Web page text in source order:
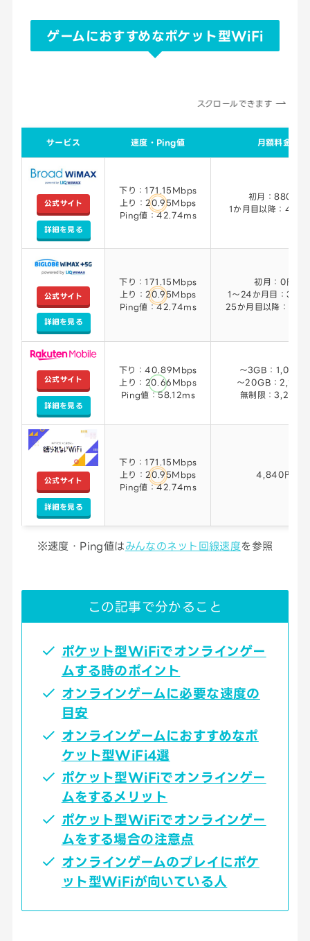
ゲームにおすすめなポケット型WiFi
スクロールできます
サービス 速度・Ping値 月額料金
公式サイト
詳細を見る
下り：171.15Mbps
上り：20.95Mbps
Ping値：42.74ms
初月：880円
1か月目以降：
公式サイト
詳細を見る
下り：171.15Mbps
上り：20.95Mbps
Ping値：42.74ms
初月：0円
1～24か月目：
25か月目以降：
公式サイト
詳細を見る
下り：40.89Mbps
上り：20.66Mbps
Ping値：58.12ms
～3GB：1,078円
～20GB：2,178
無制限：3,278円
公式サイト
詳細を見る
下り：171.15Mbps
上り：20.95Mbps
Ping値：42.74ms
4,840円
※速度・Ping値はみんなのネット回線速度を参照
この記事で分かること
ポケット型WiFiでオンラインゲー
ムする時のポイント
オンラインゲームに必要な速度の
目安
オンラインゲームにおすすめなポ
ケット型WiFi4選
ポケット型WiFiでオンラインゲー
ムをするメリット
ポケット型WiFiでオンラインゲー
ムをする場合の注意点
オンラインゲームのプレイにポケ
ット型WiFiが向いている人